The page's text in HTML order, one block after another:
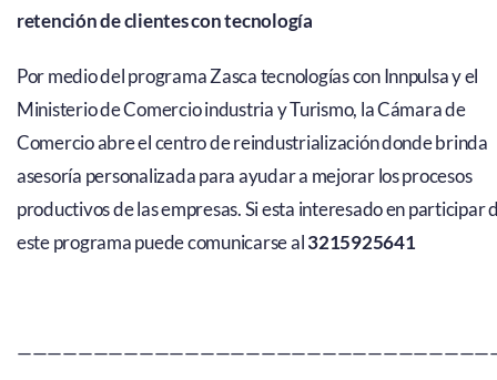
retención de clientes con tecnología
Por medio del programa Zasca tecnologías con Innpulsa y el
Ministerio de Comercio industria y Turismo, la Cámara de
Comercio abre el centro de reindustrialización donde brinda
asesoría personalizada para ayudar a mejorar los procesos
productivos de las empresas. Si esta interesado en participar
este programa puede comunicarse al3215925641